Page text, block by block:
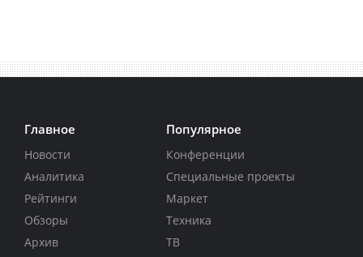
Главное
Новости
Аналитика
Рейтинги
Обзоры
Архив
Популярное
Конференции
Специальные проекты
Маркет
Техника
ТВ